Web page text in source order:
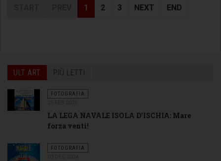
1 2 3 NEXT END
ULT. ART. PIÙ LETTI
FOTOGRAFIA
LA LEGA NAVALE ISOLA D'ISCHIA: Mare
forza venti!
FOTOGRAFIA